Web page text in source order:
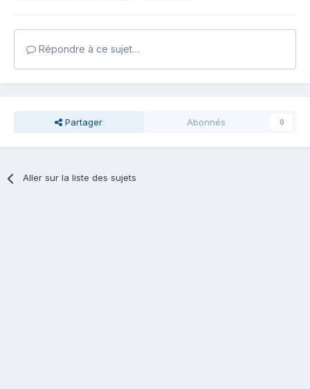
Répondre à ce sujet…
Partager Abonnés 0
Aller sur la liste des sujets